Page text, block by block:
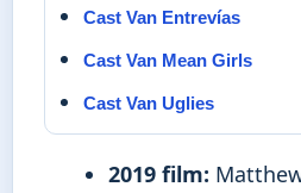
Cast Van Entrevías
Cast Van Mean Girls
Cast Van Uglies
2019 film: